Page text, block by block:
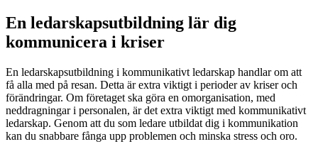
En ledarskapsutbildning lär dig
kommunicera i kriser
En ledarskapsutbildning i kommunikativt ledarskap handlar om att
få alla med på resan. Detta är extra viktigt i perioder av kriser och
förändringar. Om företaget ska göra en omorganisation, med
neddragningar i personalen, är det extra viktigt med kommunikativt
ledarskap. Genom att du som ledare utbildat dig i kommunikation
kan du snabbare fånga upp problemen och minska stress och oro.